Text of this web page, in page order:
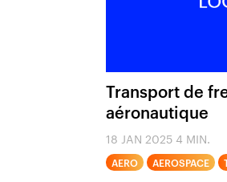
Transport de
aéronautique
18 JAN 2025 4 MIN.
AERO AEROSPACE